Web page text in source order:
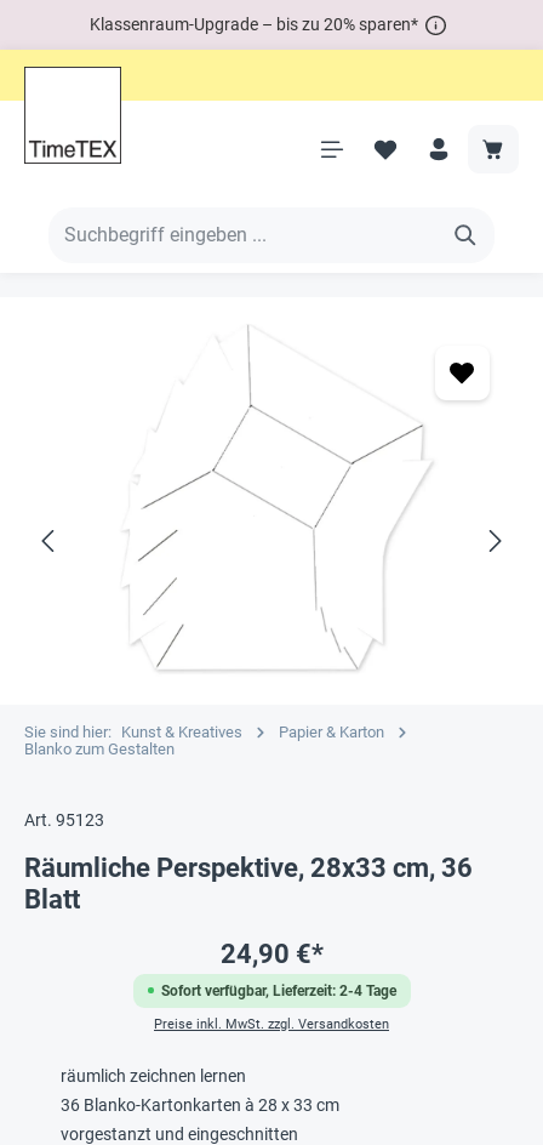
Klassenraum-Upgrade – bis zu 20% sparen*
Sie sind hier: Kunst & Kreatives
Papier & Karton
Blanko zum Gestalten
Art. 95123
Räumliche Perspektive, 28x33 cm, 36
Blatt
Sofort verfügbar, Lieferzeit: 2-4 Tage
24,90 €*
Preise inkl. MwSt. zzgl. Versandkosten
räumlich zeichnen lernen
36 Blanko-Kartonkarten à 28 x 33 cm
vorgestanzt und eingeschnitten